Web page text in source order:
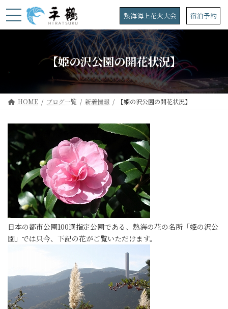
ン
プ
ビ
動
熱海海上花火大会 宿泊予約
【姫の沢公園の開花状況】
HOME ブログ一覧 新着情報 【姫の沢公園の開花状況】
日本の都市公園100選指定公園である、熱海の花の名所「姫の沢公
園」では只今、下記の花がご覧いただけます。